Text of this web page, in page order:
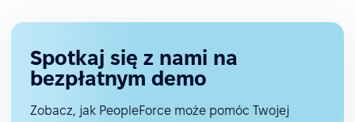
Spotkaj się z nami na
bezpłatnym demo
Zobacz, jak PeopleForce może pomóc Twojej